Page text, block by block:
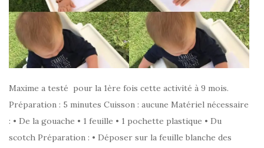
Maxime a testé pour la 1ère fois cette activité à 9 mois.
Préparation : 5 minutes Cuisson : aucune Matériel nécessaire
: • De la gouache • 1 feuille • 1 pochette plastique • Du
scotch Préparation : • Déposer sur la feuille blanche des